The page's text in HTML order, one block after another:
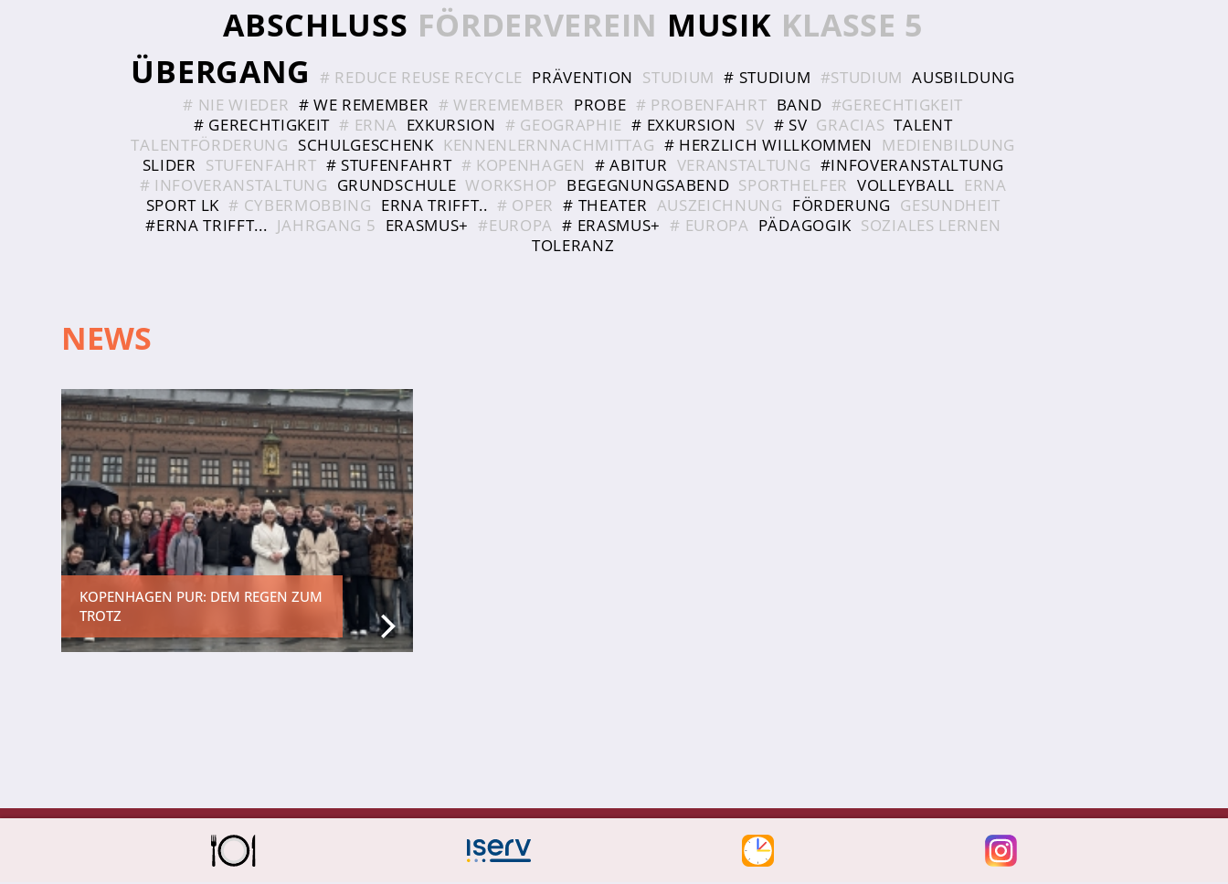
Fremdsprachen
MINT
Naturwissenschaften
Informatik
Differenzierung
Inklusion
Fächer
Berufsorientierung
Anprechpartner
Konzept für die Berufsberatung in den Jahrgängen 7 - 10
Berufsberatung
ABSCHLUSS FÖRDERVEREIN MUSIK KLASSE 5
ÜBERGANG
# REDUCE REUSE RECYCLE PRÄVENTION STUDIUM # STUDIUM #STUDIUM AUSBILDUNG
# NIE WIEDER # WE REMEMBER # WEREMEMBER PROBE # PROBENFAHRT BAND #GERECHTIGKEIT
# GERECHTIGKEIT # ERNA EXKURSION # GEOGRAPHIE # EXKURSION SV # SV GRACIAS TALENT
TALENTFÖRDERUNG SCHULGESCHENK KENNENLERNNACHMITTAG # HERZLICH WILLKOMMEN
MEDIENBILDUNG
SLIDER STUFENFAHRT # STUFENFAHRT # KOPENHAGEN # ABITUR VERANSTALTUNG #INFOVERANSTALTUNG
# INFOVERANSTALTUNG GRUNDSCHULE WORKSHOP BEGEGNUNGSABEND SPORTHELFER VOLLEYBALL ERNA
SPORT LK # CYBERMOBBING ERNA TRIFFT.. # OPER # THEATER AUSZEICHNUNG FÖRDERUNG GESUNDHEIT
#ERNA TRIFFT... JAHRGANG 5 ERASMUS+ #EUROPA # ERASMUS+ # EUROPA PÄDAGOGIK SOZIALES LERNEN
TOLERANZ
NEWS
KOPENHAGEN PUR: DEM REGEN ZUM
TROTZ